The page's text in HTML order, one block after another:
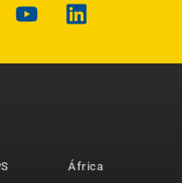
África